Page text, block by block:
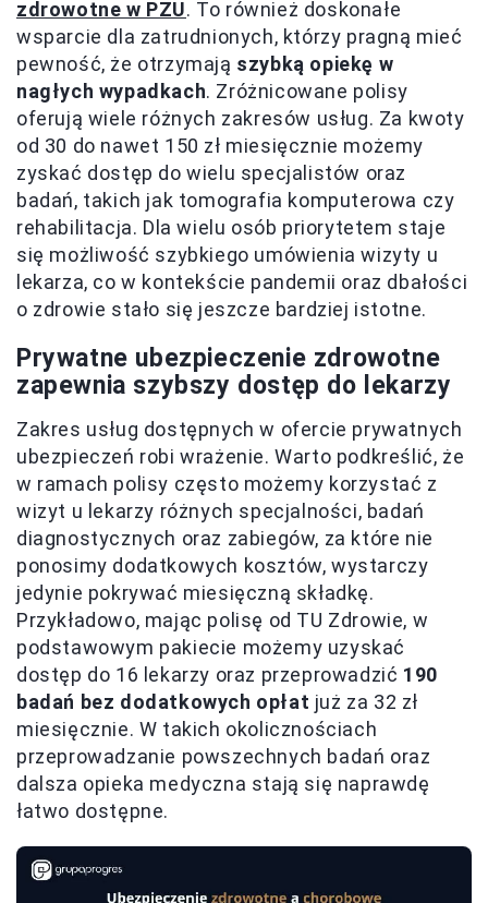
zdrowotne w PZU. To również doskonałe
wsparcie dla zatrudnionych, którzy pragną mieć
pewność, że otrzymają szybką opiekę w
nagłych wypadkach. Zróżnicowane polisy
oferują wiele różnych zakresów usług. Za kwoty
od 30 do nawet 150 zł miesięcznie możemy
zyskać dostęp do wielu specjalistów oraz
badań, takich jak tomografia komputerowa czy
rehabilitacja. Dla wielu osób priorytetem staje
się możliwość szybkiego umówienia wizyty u
lekarza, co w kontekście pandemii oraz dbałości
o zdrowie stało się jeszcze bardziej istotne.
Prywatne ubezpieczenie zdrowotne
zapewnia szybszy dostęp do lekarzy
Zakres usług dostępnych w ofercie prywatnych
ubezpieczeń robi wrażenie. Warto podkreślić, że
w ramach polisy często możemy korzystać z
wizyt u lekarzy różnych specjalności, badań
diagnostycznych oraz zabiegów, za które nie
ponosimy dodatkowych kosztów, wystarczy
jedynie pokrywać miesięczną składkę.
Przykładowo, mając polisę od TU Zdrowie, w
podstawowym pakiecie możemy uzyskać
dostęp do 16 lekarzy oraz przeprowadzić 190
badań bez dodatkowych opłat już za 32 zł
miesięcznie. W takich okolicznościach
przeprowadzanie powszechnych badań oraz
dalsza opieka medyczna stają się naprawdę
łatwo dostępne.